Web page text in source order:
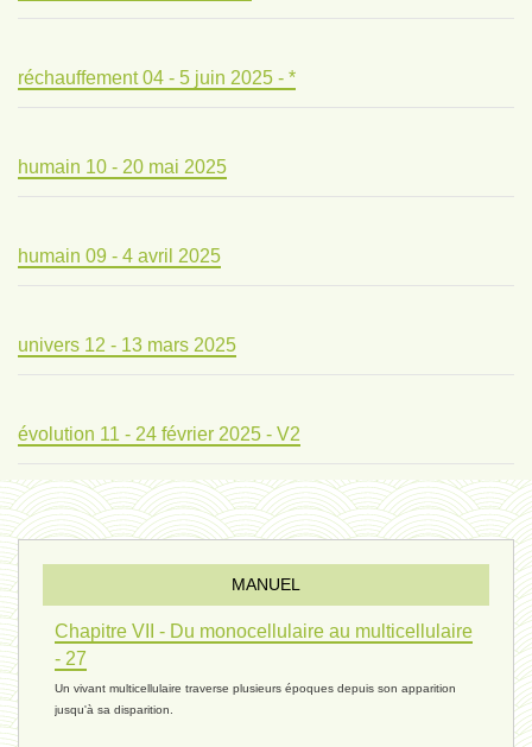
réchauffement 04 - 5 juin 2025 - *
humain 10 - 20 mai 2025
humain 09 - 4 avril 2025
univers 12 - 13 mars 2025
évolution 11 - 24 février 2025 - V2
évolution 10 - 4 février 2025
réconciliations 04 - 26 janvier
réchauffement 03 - 26 janvier 2025
MANUEL
Chapitre VII - Du monocellulaire au multicellulaire
- 27
Un vivant multicellulaire traverse plusieurs époques depuis son apparition
jusqu'à sa disparition.